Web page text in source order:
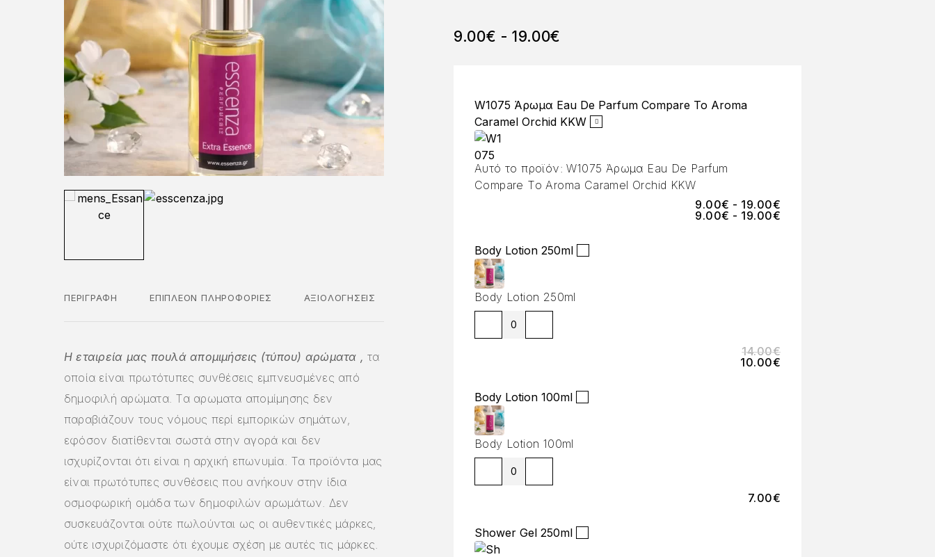
ΠΕΡΙΓΡΑΦΉ ΕΠΙΠΛΈΟΝ ΠΛΗΡΟΦΟΡΊΕΣ ΑΞΙΟΛΟΓΉΣΕΙΣ
Η εταιρεία μας πουλά απομιμήσεις (τύπου) αρώματα , τα
οποία είναι πρωτότυπες συνθέσεις εμπνευσμένες από
δημοφιλή αρώματα. Τα αρωματα απομίμησης δεν
παραβιάζουν τους νόμους περί εμπορικών σημάτων,
εφόσον διατίθενται σωστά στην αγορά και δεν
ισχυρίζονται ότι είναι η αρχική επωνυμία. Τα προϊόντα μας
είναι πρωτότυπες συνθέσεις που ανήκουν στην ίδια
οσμοφωρική ομάδα των δημοφιλών αρωμάτων. Δεν
συσκευάζονται ούτε πωλούνται ως οι αυθεντικές μάρκες,
ούτε ισχυριζόμαστε ότι έχουμε σχέση με αυτές τις μάρκες.
9.00€ - 19.00€
W1075 Άρωμα Eau De Parfum Compare To Aroma
Caramel Orchid KKW
Αυτό το προϊόν: W1075 Άρωμα Eau De Parfum
Compare To Aroma Caramel Orchid KKW
9.00€ - 19.00€
9.00€ - 19.00€
Body Lotion 250ml
Body Lotion 250ml
14.00€
10.00€
Body Lotion 100ml
Body Lotion 100ml
7.00€
Shower Gel 250ml